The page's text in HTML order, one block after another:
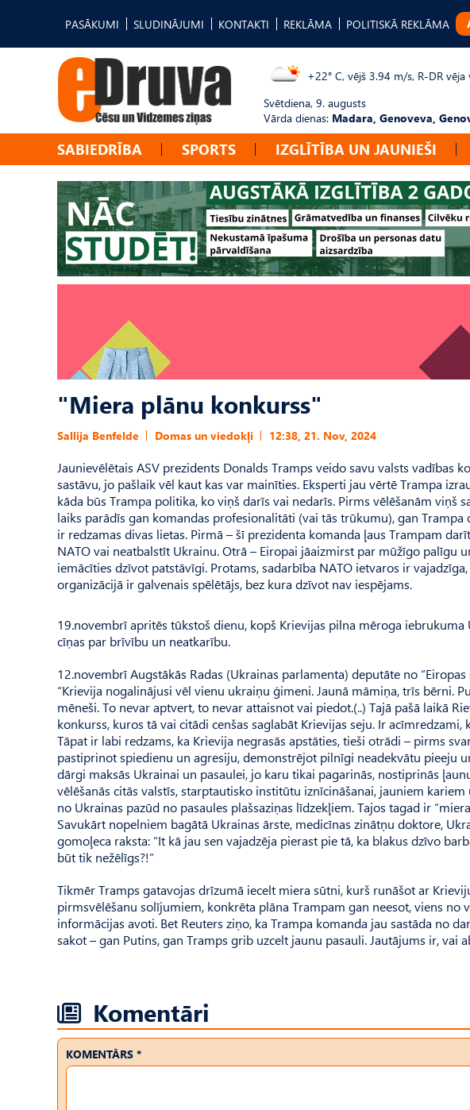
PASĀKUMI SLUDINĀJUMI KONTAKTI REKLĀMA POLITISKĀ REKLĀMA
+22° C, vējš 3.94 m/s, R-DR vēja
Svētdiena, 9. augusts
Vārda dienas: Madara, Genoveva,
SABIEDRĪBA SPORTS IZGLĪTĪBA UN JAUNIEŠI
"Miera plānu konkurss"
Sallija Benfelde Domas un viedokļi 12:38, 21. Nov, 2024
Jaunievēlētais ASV prezidents Donalds Tramps veido savu valsts vadības
sastāvu, jo pašlaik vēl kaut kas var mainīties. Eksperti jau vērtē Trampa
kāda būs Trampa politika, ko viņš darīs vai nedarīs. Pirms vēlēšanām viņš
laiks parādīs gan komandas profesionalitāti (vai tās trūkumu), gan
ir redzamas divas lietas. Pirmā – šī prezidenta komanda ļaus Tram­pam
NATO vai neatbalstīt Ukrainu. Otrā – Eiropai jāaizmirst par mūžīgo palīgu
iemācīties dzīvot patstāvīgi. Protams, sadarbība NATO ietvaros ir
organizācijā ir galvenais spēlētājs, bez kura dzīvot nav iespējams.
19.novembrī apritēs tūkstoš dienu, kopš Krievijas pilna mēroga
cīņas par brīvību un neatkarību.
12.novembrī Augstākās Radas (Ukrainas parlamenta) deputāte no
“Krievija nogalinājusi vēl vienu ukraiņu ģimeni. Jaunā māmiņa, trīs bērni.
mēneši. To nevar aptvert, to nevar attaisnot vai piedot.(..) Tajā pašā laikā
konkurss, kuros tā vai citādi cenšas saglabāt Krievijas seju. Ir acīmredzami,
Tāpat ir labi redzams, ka Krievija negrasās apstāties, tieši otrādi – pirms
pastiprinot spiedienu un agresiju, demonstrējot pilnīgi neadekvātu pieeju
dārgi maksās Ukrainai un pasaulei, jo karu tikai pagarinās, nostiprinās
vēlēšanās citās valstīs, starptautisko institūtu iznīcināšanai, jauniem
no Ukrainas pazūd no pasaules plašsaziņas līdzekļiem. Tajos tagad ir
Savukārt nopelniem bagātā Ukrainas ārste, medicīnas zinātņu doktore,
gomoļeca raksta: “It kā jau sen vajadzēja pierast pie tā, ka blakus dzīvo
būt tik nežēlīgs?!”
Tikmēr Tramps gatavojas drīzumā iecelt miera sūtni, kurš runāšot ar
pirmsvēlēšanu solījumiem, konkrēta plāna Trampam gan neesot, viens no
informācijas avoti. Bet Reuters ziņo, ka Trampa komanda jau sastāda no
sakot – gan Putins, gan Tramps grib uzcelt jaunu pasauli. Jautājums ir, vai
Komentāri
KOMENTĀRS *